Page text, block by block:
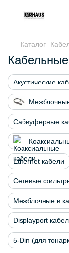
Каталог
Акустические
Сабвуферные
Ethernet кабели
Сетевые
Межблочные в
Displayport
5-Din (для